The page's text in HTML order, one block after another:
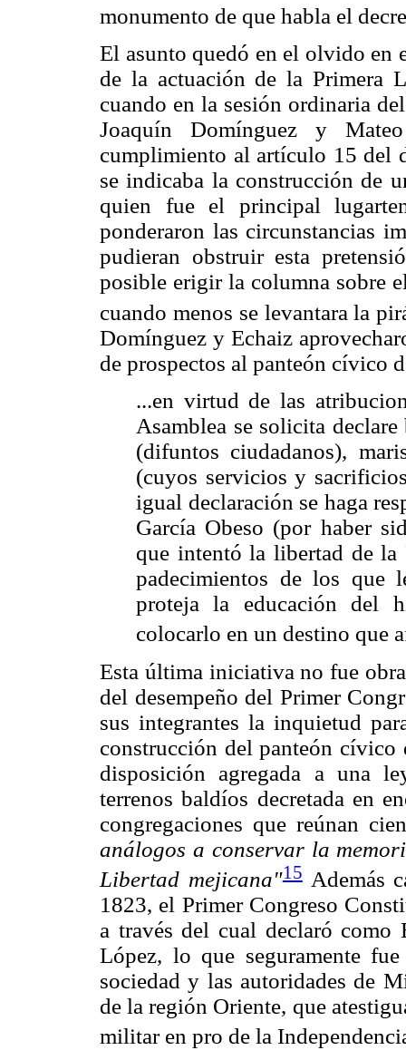
monumento de que habla el
El asunto quedó en el olvido en
de la actuación de la Primera
cuando en la sesión ordinaria
Joaquín Domínguez y
cumplimiento al artículo 15 del
se indicaba la construcción de
quien fue el principal
ponderaron las circunstancias
pudieran obstruir esta
posible erigir la columna sobre
cuando menos se levantara la
Domínguez y Echaiz
de prospectos al panteón cívico
...en virtud de las
Asamblea se solicita
(difuntos ciudadanos),
(cuyos servicios y
igual declaración se haga
García Obeso (por haber
que intentó la libertad de la
padecimientos de los que
proteja la educación del
colocarlo en un destino que
Esta última iniciativa no fue
del desempeño del Primer
sus integrantes la inquietud
construcción del panteón
disposición agregada a una
terrenos baldíos decretada en
congregaciones que reúnan
análogos a conservar la
Libertad mejicana"15Además
1823, el Primer Congreso
a través del cual declaró como
López, lo que seguramente
sociedad y las autoridades de
de la región Oriente, que
militar en pro de la